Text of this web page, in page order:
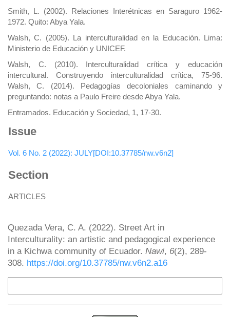
Smith, L. (2002). Relaciones Interétnicas en Saraguro 1962-
1972. Quito: Abya Yala.
Walsh, C. (2005). La interculturalidad en la Educación. Lima:
Ministerio de Educación y UNICEF.
Walsh, C. (2010). Interculturalidad crítica y educación
intercultural. Construyendo interculturalidad crítica, 75-96.
Walsh, C. (2014). Pedagogías decoloniales caminando y
preguntando: notas a Paulo Freire desde Abya Yala.
Entramados. Educación y Sociedad, 1, 17-30.
Issue
Vol. 6 No. 2 (2022): JULY[DOI:10.37785/nw.v6n2]
Section
ARTICLES
Quezada Vera, C. A. (2022). Street Art in
Interculturality: an artistic and pedagogical experience
in a Kichwa community of Ecuador. Nawi, 6(2), 289-
308. https://doi.org/10.37785/nw.v6n2.a16